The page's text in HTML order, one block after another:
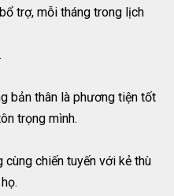
trợ, mỗi tháng trong lịch
bản thân là phương tiện tốt
trọng mình.
chiến tuyến với kẻ thù